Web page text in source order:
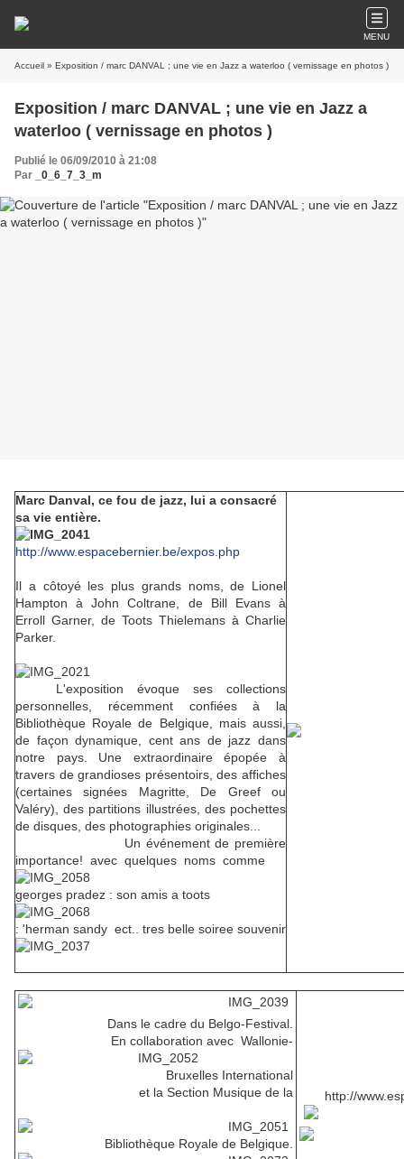
MENU
Accueil » Exposition / marc DANVAL ; une vie en Jazz a waterloo ( vernissage en photos )
Exposition / marc DANVAL ; une vie en Jazz a
waterloo ( vernissage en photos )
Publié le 06/09/2010 à 21:08
Par
_0_6_7_3_m
Marc Danval, ce fou de jazz, lui a consacré
sa vie entière.
http://www.espacebernier.be/expos.php
Il a côtoyé les plus grands noms, de Lionel
Hampton à John Coltrane, de Bill Evans à
Erroll Garner, de Toots Thielemans à Charlie
Parker.
L'exposition évoque ses collections
personnelles, récemment confiées à la
Bibliothèque Royale de Belgique, mais aussi,
de façon dynamique, cent ans de jazz dans
notre pays. Une extraordinaire épopée à
travers de grandioses présentoirs, des affiches
(certaines signées Magritte, De Greef ou
Valéry), des partitions illustrées, des pochettes
de disques, des photographies originales...
Un événement de première
importance! avec quelques noms comme
georges pradez : son amis a toots
: 'herman sandy ect.. tres belle soiree souvenir
Dans le cadre du Belgo-Festival.
En collaboration avec Wallonie-
Bruxelles International
et la Section Musique de la
Bibliothèque Royale de Belgique.
http://